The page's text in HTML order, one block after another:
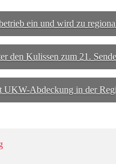
ein und wird zu
den Kulissen zum 21.
Abdeckung in der